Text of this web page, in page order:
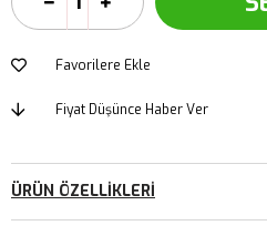
Favorilere Ekle
Fiyat Düşünce Haber Ver
ÜRÜN ÖZELLIKLERI